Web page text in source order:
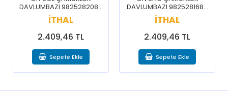
DAVLUMBAZI 9825282080
/ 3008 5008 16-20
İTHAL
2.409,46 TL
Sepete Ekle
DAVLUMBAZI 9825281680
/ 3008 5008 16-20
İTHAL
2.409,46 TL
Sepete Ekle